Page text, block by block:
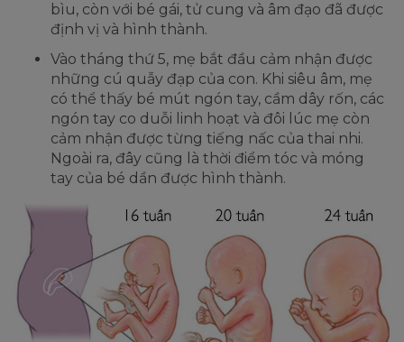
bìu, còn với bé gái, tử cung và âm đạo đã được
định vị và hình thành.
Vào tháng thứ 5, mẹ bắt đầu cảm nhận được
những cú quẫy đạp của con. Khi siêu âm, mẹ
có thể thấy bé mút ngón tay, cầm dây rốn, các
ngón tay co duỗi linh hoạt và đôi lúc mẹ còn
cảm nhận được từng tiếng nấc của thai nhi.
Ngoài ra, đây cũng là thời điểm tóc và móng
tay của bé dần được hình thành.